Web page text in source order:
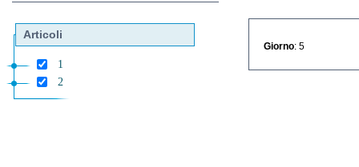
Articoli
1
2
Giorno : 5